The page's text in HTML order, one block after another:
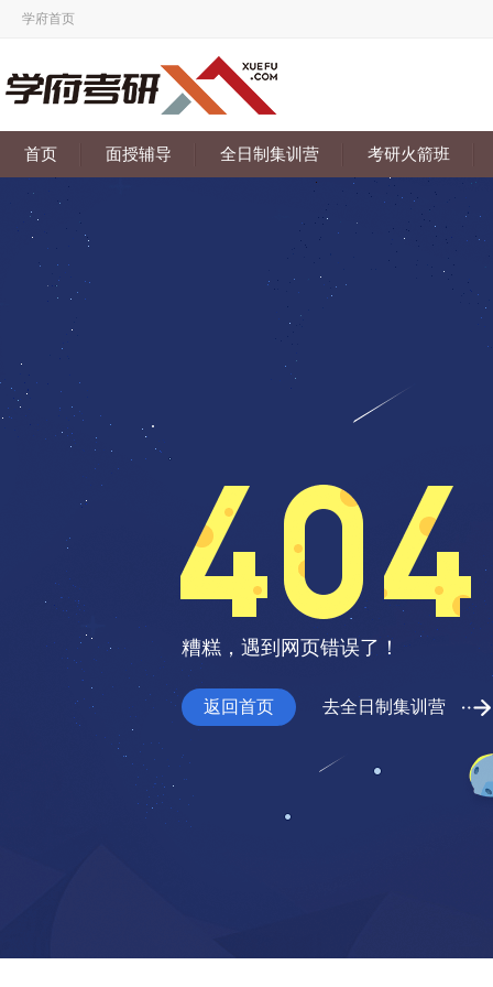
学府首页
首页 面授辅导 全日制集训营 考研火箭班
糟糕，遇到网页错误了！
返回首页 去全日制集训营